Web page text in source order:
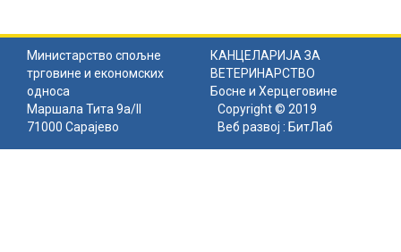
Министарство спољне
трговине и економских
односа
КАНЦЕЛАРИЈА ЗА
ВЕТЕРИНАРСТВО
Босне и Херцеговине
Маршала Тита 9а/II
71000 Сарајево
Copyright © 2019
Веб развој : БитЛаб